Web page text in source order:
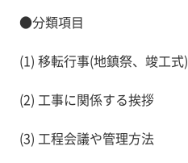
●分類項目
(1) 移転行事(地鎮祭、竣工式)
(2) 工事に関係する挨拶
(3) 工程会議や管理方法